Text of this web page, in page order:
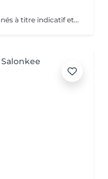
Les prix affichés sur Salonkee sont donnés à titre indicatif et représentent les tarifs de base. Ceux-ci peuvent varier en fonction du diagnostic effectué lors de votre arrivée au salon et de l'expertise du professionnel à qui vous confiez vos soins de beauté. Dans tout les cas, un devis détaillé vous sera proposé et toute prestation sera réalisée avec votre accord.